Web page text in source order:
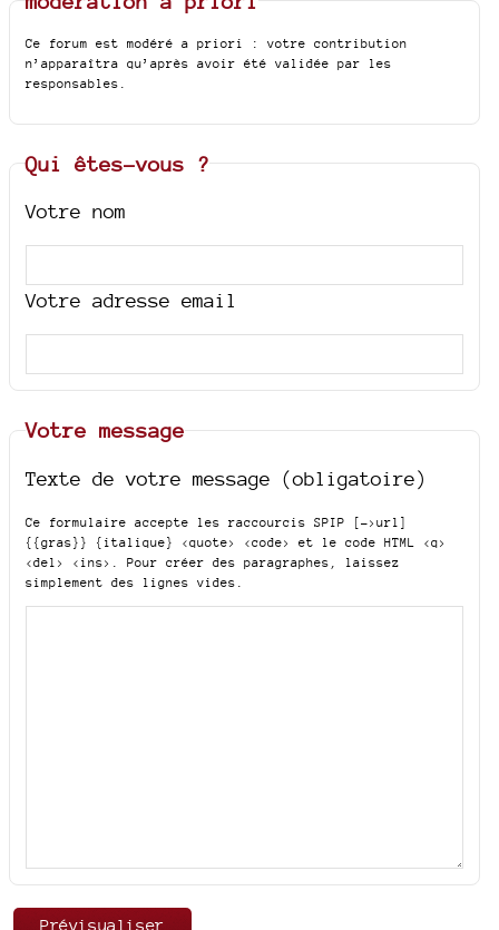
Ce forum est modéré a priori : votre contribution
n’apparaîtra qu’après avoir été validée par les
responsables.
Qui êtes-vous ?
Votre nom
Votre adresse email
Votre message
Texte de votre message (obligatoire)
Ce formulaire accepte les raccourcis SPIP
[->url]
{{gras}} {italique} <quote> <code>
et le code HTML <q>
<del> <ins>
. Pour créer des paragraphes, laissez
simplement des lignes vides.